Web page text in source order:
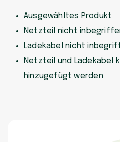
Ausgewähltes Produkt
Netzteil nicht
Ladekabelnicht
Netzteil und Ladekabel
hinzugefügt werden